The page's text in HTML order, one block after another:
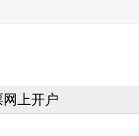
网上开户